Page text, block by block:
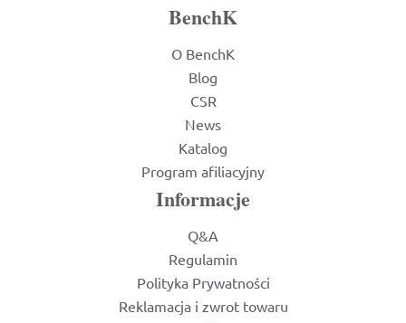
BenchK
O BenchK
Blog
CSR
News
Katalog
Program afiliacyjny
Informacje
Q&A
Regulamin
Polityka Prywatności
Reklamacja i zwrot towaru